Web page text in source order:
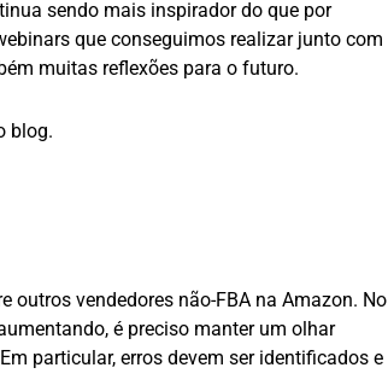
sendo mais inspirador do que por
que conseguimos realizar junto com
muitas reflexões para o futuro.
blog.
outros vendedores não-FBA na Amazon. No
é preciso manter um olhar
particular, erros devem ser identificados e